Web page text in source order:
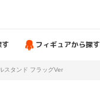
フィギュアから探す
スタンド フラッグVer